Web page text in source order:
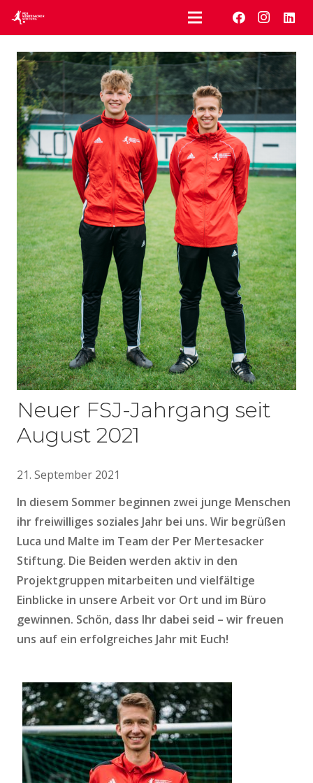
Neuer FSJ-Jahrgang seit
August 2021
21. September 2021
In diesem Sommer beginnen zwei junge Menschen
ihr freiwilliges soziales Jahr bei uns. Wir begrüßen
Luca und Malte im Team der Per Mertesacker
Stiftung. Die Beiden werden aktiv in den
Projektgruppen mitarbeiten und vielfältige
Einblicke in unsere Arbeit vor Ort und im Büro
gewinnen. Schön, dass Ihr dabei seid – wir freuen
uns auf ein erfolgreiches Jahr mit Euch!